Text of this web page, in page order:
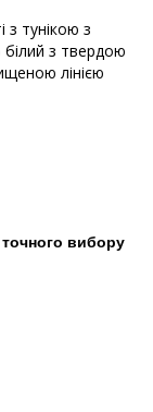
з тунікою з
білий з твердою
лінією
вибору